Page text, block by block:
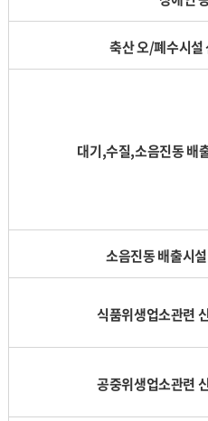
축산 오/폐수시설
대기,수질,소음진동 배
소음진동 배출시
식품위생업소관련
공중위생업소관련